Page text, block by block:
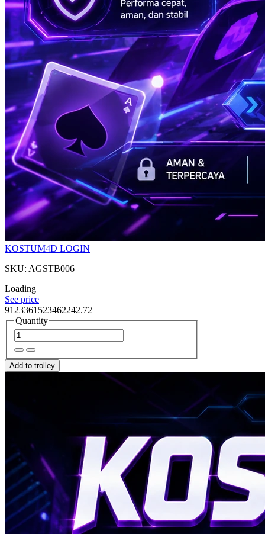
KOSTUM4D LOGIN
SKU: AGSTB006
Loading
See price
9123361523462242.72
Quantity
Add to trolley